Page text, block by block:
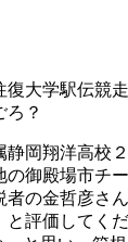
大学駅伝競
ろ？
岡翔洋高校
御殿場市チ
者の金哲彦さ
と評価してく